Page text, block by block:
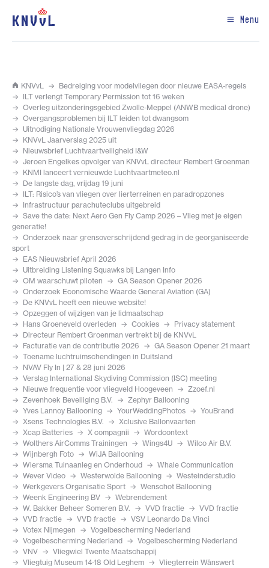
Menu
KNVvL
Bedreiging voor modelvliegen door nieuwe EASA-regels
ILT verlengt Temporary Permission tot 16 weken
Overleg uitzonderingsgebied Zwolle-Meppel (ANWB medical drone)
Overgangsproblemen bij ILT leiden tot dwangsom
Uitnodiging Nationale Vrouwenvliegdag 2026
KNVvL Jaarverslag 2025 uit
Nieuwsbrief Luchtvaartveiligheid I&W
Jeroen Engelkes opvolger van KNVvL directeur Rembert Groenman
KNMI lanceert vernieuwde Luchtvaartmeteo.nl
De langste dag, vrijdag 19 juni
ILT: Risico’s van vliegen over lierterreinen en paradropzones
Infrastructuur parachuteclubs uitgebreid
Save the date: Next Aero Gen Fly Camp 2026 – Vlieg met je eigen
generatie!
Onderzoek naar grensoverschrijdend gedrag in de georganiseerde
sport
EAS Nieuwsbrief April 2026
Uitbreiding Listening Squawks bij Langen Info
OM waarschuwt piloten
GA Season Opener 2026
Onderzoek Economische Waarde General Aviation (GA)
De KNVvL heeft een nieuwe website!
Opzeggen of wijzigen van je lidmaatschap
Hans Groeneveld overleden
Cookies
Privacy statement
Directeur Rembert Groenman vertrekt bij de KNVvL
Facturatie van de contributie 2026
GA Season Opener 21 maart
Toename luchtruimschendingen in Duitsland
NVAV Fly In | 27 & 28 juni 2026
Verslag International Skydiving Commission (ISC) meeting
Nieuwe frequentie voor vliegveld Hoogeveen
Zzoef.nl
Zevenhoek Beveiliging B.V.
Zephyr Ballooning
Yves Lannoy Ballooning
YourWeddingPhotos
YouBrand
Xsens Technologies B.V.
Xclusive Ballonvaarten
Xcap Batteries
X compagnii
Wordcontext
Wolthers AirComms Trainingen
Wings4U
Wilco Air B.V.
Wijnbergh Foto
WiJA Ballooning
Wiersma Tuinaanleg en Onderhoud
Whale Communication
Wever Video
Westerwolde Ballooning
Westeinderstudio
Werkgevers Organisatie Sport
Wenschot Ballooning
Weenk Engineering BV
Webrendement
W. Bakker Beheer Someren B.V.
VVD fractie
VVD fractie
VVD fractie
VVD fractie
VSV Leonardo Da Vinci
Votex Nijmegen
Vogelbescherming Nederland
Vogelbescherming Nederland
Vogelbescherming Nederland
VNV
Vliegwiel Twente Maatschappij
Vliegtuig Museum 14-18 Old Leghem
Vliegterrein Wânswert